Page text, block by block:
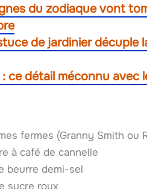
du zodiaque vont
de jardinier décuple
ce détail méconnu
fermes (Granny Smith ou
à café de cannelle
beurre demi-sel